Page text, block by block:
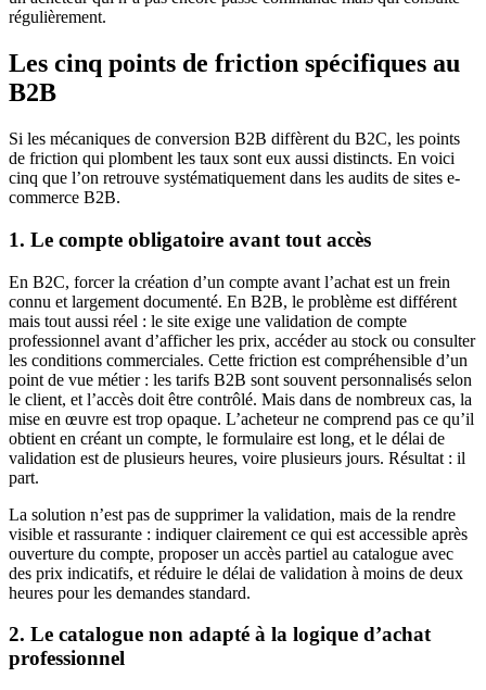
régulièrement.
Les cinq points de friction spécifiques au
B2B
Si les mécaniques de conversion B2B diffèrent du B2C, les points
de friction qui plombent les taux sont eux aussi distincts. En voici
cinq que l’on retrouve systématiquement dans les audits de sites e-
commerce B2B.
1. Le compte obligatoire avant tout accès
En B2C, forcer la création d’un compte avant l’achat est un frein
connu et largement documenté. En B2B, le problème est différent
mais tout aussi réel : le site exige une validation de compte
professionnel avant d’afficher les prix, accéder au stock ou consulter
les conditions commerciales. Cette friction est compréhensible d’un
point de vue métier : les tarifs B2B sont souvent personnalisés selon
le client, et l’accès doit être contrôlé. Mais dans de nombreux cas, la
mise en œuvre est trop opaque. L’acheteur ne comprend pas ce qu’il
obtient en créant un compte, le formulaire est long, et le délai de
validation est de plusieurs heures, voire plusieurs jours. Résultat : il
part.
La solution n’est pas de supprimer la validation, mais de la rendre
visible et rassurante : indiquer clairement ce qui est accessible après
ouverture du compte, proposer un accès partiel au catalogue avec
des prix indicatifs, et réduire le délai de validation à moins de deux
heures pour les demandes standard.
2. Le catalogue non adapté à la logique d’achat
professionnel